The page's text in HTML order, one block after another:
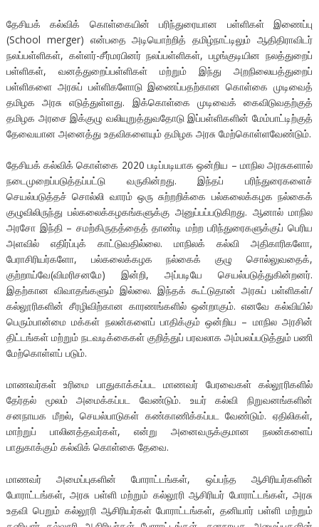
தேசியக் கல்விக் கொள்கையின் பரிந்துரையான பள்ளிகள் இணைப்பு
(School merger) என்பதை அடியொற்றித் தமிழ்நாட்டிலும் ஆதிதிராவிடர்
நலப்பள்ளிகள், கள்ளர்-சீர்மரபினர் நலப்பள்ளிகள், பழங்குடியின நலத்துறைப்
பள்ளிகள், வனத்துறைப்பள்ளிகள் மற்றும் இந்து அறநிலையத்துறைப்
பள்ளிகளை அரசுப் பள்ளிகளோடு இணைப்பதற்கான கொள்கை முடிவைத்
தமிழக அரசு எடுத்துள்ளது. இக்கொள்கை முடிவைக் கைவிடுவதற்குத்
தமிழக அரசை இக்குழு வலியுறுத்துவதோடு இப்பள்ளிகளின் மேம்பாட்டிற்குத்
தேவையான அனைத்து உதவிகளையும் தமிழக அரசு மேற்கொள்ளவேண்டும்.
தேசியக் கல்விக் கொள்கை 2020 படிப்படியாக ஒன்றிய – மாநில அரசுகளால்
நடைமுறைப்படுத்தப்பட்டு வருகின்றது. இந்தப் பரிந்துரைகளைச்
செயல்படுத்தச் சொல்லி வாரம் ஒரு சுற்றறிக்கை பல்கலைக்கழக நல்கைக்
குழுவிலிருந்து பல்கலைக்கழகங்களுக்கு அனுப்பப்படுகிறது. ஆனால் மாநில
அரசோ இந்தி – சமற்கிருதத்தைத் தாண்டி மற்ற பரிந்துரைகளுக்குப் பெரிய
அளவில் எதிர்ப்புக் காட்டுவதில்லை. மாநிலக் கல்வி அதிகாரிகளோ,
பேராசிரியர்களோ, பல்கலைக்கழக நல்கைக் குழு சொல்லுவதைக்,
குற்றாய்வே(விமரிசனமே) இன்றி, அப்படியே செயல்படுத்துகின்றனர்.
இதற்கான விவாதங்களும் இல்லை. இந்தக் கூட்டுதான் அரசுப் பள்ளிகள்/
கல்லூரிகளின் சீரழிவிற்கான காரணங்களில் ஒன்றாகும். எனவே கல்வியில்
பெரும்பான்மை மக்கள் நலன்களைப் பாதிக்கும் ஒன்றிய – மாநில அரசின்
திட்டங்கள் மற்றும் நடவடிக்கைகள் குறித்துப் பரவலாக அம்பலப்படுத்தும் பணி
மேற்கொள்ளப் படும்.
மாணவர்கள் உரிமை பாதுகாக்கப்பட மாணவர் பேரவைகள் கல்லூரிகளில்
தேர்தல் மூலம் அமைக்கப்பட வேண்டும். உயர் கல்வி நிறுவனங்களின்
சனநாயக மீறல், செயல்பாடுகள் கண்காணிக்கப்பட வேண்டும். ஏதிலிகள்,
மாற்றுப் பாலினத்தவர்கள், என்று அனைவருக்குமான நலன்களைப்
பாதுகாக்கும் கல்விக் கொள்கை தேவை.
மாணவர் அமைப்புகளின் போராட்டங்கள், ஒப்பந்த ஆசிரியர்களின்
போராட்டங்கள், அரசு பள்ளி மற்றும் கல்லூரி ஆசிரியர் போராட்டங்கள், அரசு
உதவி பெறும் கல்லூரி ஆசிரியர்கள் போராட்டங்கள், தனியார் பள்ளி மற்றும்